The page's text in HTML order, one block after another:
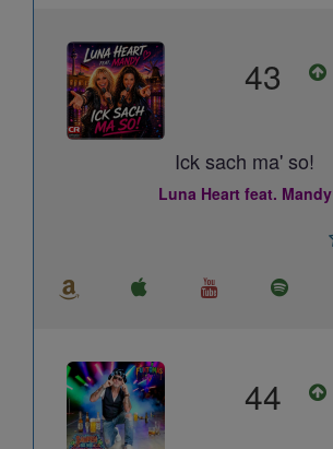
43
Ick sach ma' so!
Luna Heart feat. Mandy
44